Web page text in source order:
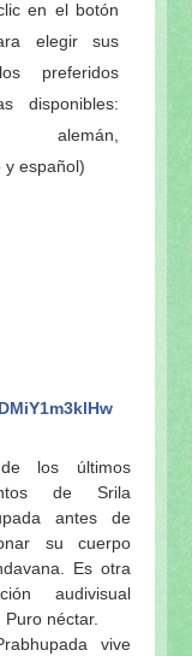
en el botón
elegir sus
preferidos
disponibles:
alemán,
y español)
Puro néctar.
vive